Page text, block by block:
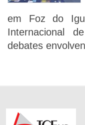
em Foz do
Internacional
debates